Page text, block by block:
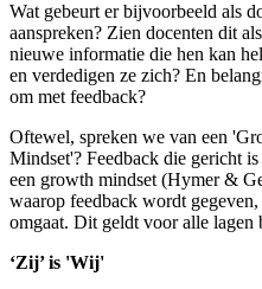
Wat gebeurt er bijvoorbeeld als
aanspreken? Zien docenten dit
nieuwe informatie die hen kan
en verdedigen ze zich? En
om met feedback?
Oftewel, spreken we van een
Mindset'? Feedback die gericht
een growth mindset (Hymer &
waarop feedback wordt
omgaat. Dit geldt voor alle lagen
‘Zij’ is 'Wij'